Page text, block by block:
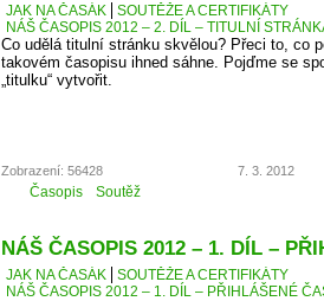
JAK NA ČASÁK
SOUTĚŽE A CERTIFIKÁTY
NÁŠ ČASOPIS 2012 – 2. DÍL – TITULNÍ
Co udělá titulní stránku skvělou? Přeci to, co
takovém časopisu ihned sáhne. Pojďme se
„titulku“ vytvořit.
Zobrazení: 56428 7. 3. 2012
Časopis Soutěž
NÁŠ ČASOPIS 2012 – 1. DÍL –
JAK NA ČASÁK
SOUTĚŽE A CERTIFIKÁTY
NÁŠ ČASOPIS 2012 – 1. DÍL – PŘIHLÁŠENÉ